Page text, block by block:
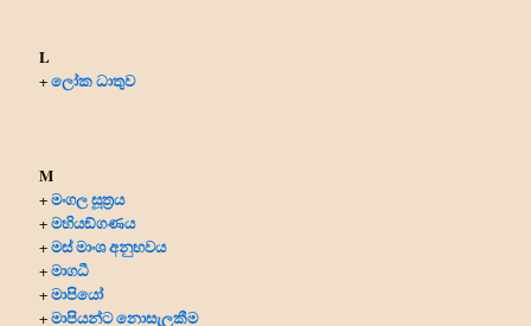
L
+ලෝක ධාතුව
M
+මංගල සූත්‍රය
+මහියඞ්ගණය
+මස් මාංශ අනුභවය
+මාගධී
+මාපියෝ
+මාපියන්ට නොසැලකීම